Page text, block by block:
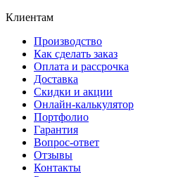
Клиентам
Производство
Как сделать заказ
Оплата и рассрочка
Доставка
Скидки и акции
Онлайн-калькулятор
Портфолио
Гарантия
Вопрос-ответ
Отзывы
Контакты